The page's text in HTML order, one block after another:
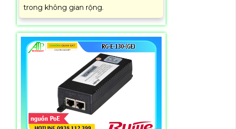
trong không gian rộng.